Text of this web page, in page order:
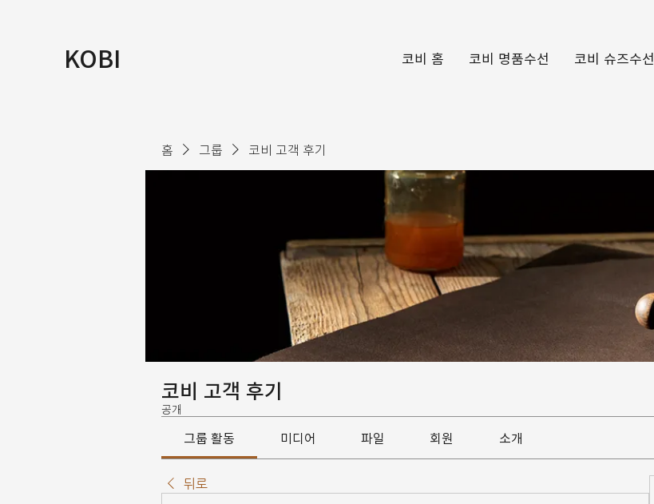
KOBI 코비 홈 코비 명품수선 코비 슈즈수선
홈 그룹 코비 고객 후기
코비 고객 후기
공개
그룹 활동 미디어 파일 회원 소개
뒤로